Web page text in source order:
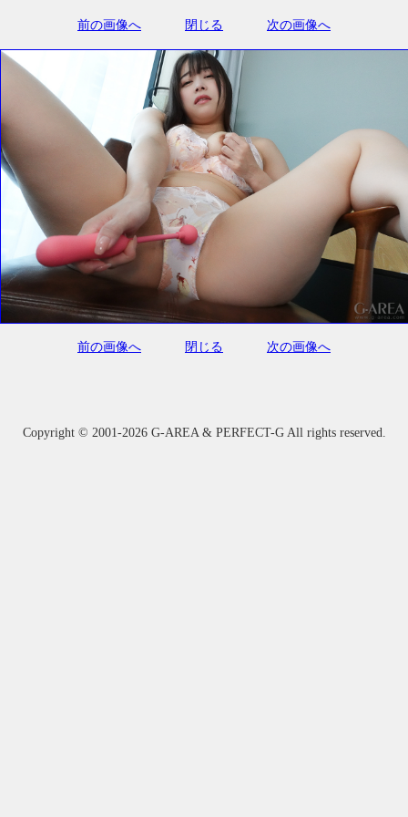
前の画像へ 閉じる 次の画像へ
前の画像へ 閉じる 次の画像へ
Copyright © 2001-2026 G-AREA & PERFECT-G All rights reserved.